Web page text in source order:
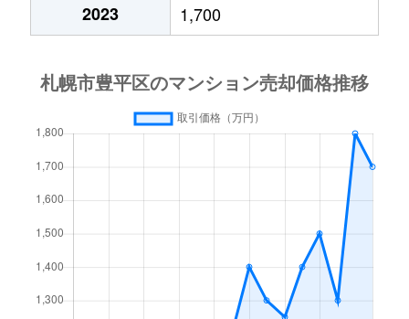
月寒西５条
1,600万円
月寒東１条
2,300万円 月寒中央
徒歩
2,100万円 月寒中央
月寒東１条
徒歩
月寒東１条
2,100万円 福住
月寒東１条
福住
2023
1,700